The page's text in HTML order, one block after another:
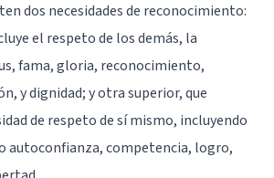
dos necesidades de reconocimiento:
el respeto de los demás, la
fama, gloria, reconocimiento,
y dignidad; y otra superior, que
de respeto de sí mismo, incluyendo
autoconfianza, competencia, logro,